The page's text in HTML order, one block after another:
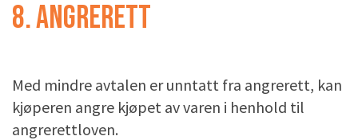
8. ANGRERETT
Med mindre avtalen er unntatt fra angrerett, kan
kjøperen angre kjøpet av varen i henhold til
angrerettloven.